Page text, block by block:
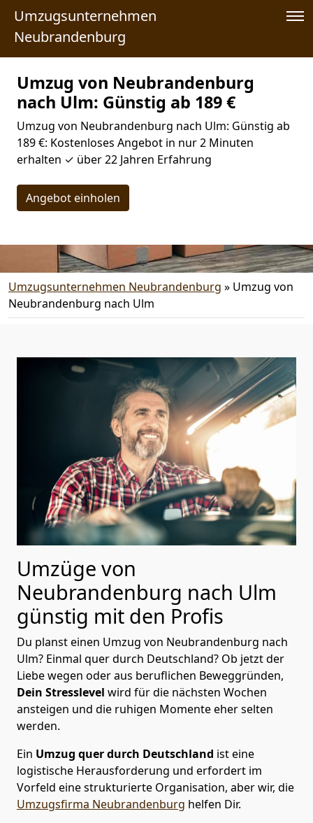
Umzugsunternehmen
Neubrandenburg
Umzug von Neubrandenburg
nach Ulm: Günstig ab 189 €
Umzug von Neubrandenburg nach Ulm: Günstig ab
189 €: Kostenloses Angebot in nur 2 Minuten
erhalten ✓ über 22 Jahren Erfahrung
Angebot einholen
Umzugsunternehmen Neubrandenburg » Umzug von
Neubrandenburg nach Ulm
Umzüge von
Neubrandenburg nach Ulm
günstig mit den Profis
Du planst einen Umzug von Neubrandenburg nach
Ulm? Einmal quer durch Deutschland? Ob jetzt der
Liebe wegen oder aus beruflichen Beweggründen,
Dein Stresslevel wird für die nächsten Wochen
ansteigen und die ruhigen Momente eher selten
werden.
Ein Umzug quer durch Deutschland ist eine
logistische Herausforderung und erfordert im
Vorfeld eine strukturierte Organisation, aber wir, die
Umzugsfirma Neubrandenburg helfen Dir.